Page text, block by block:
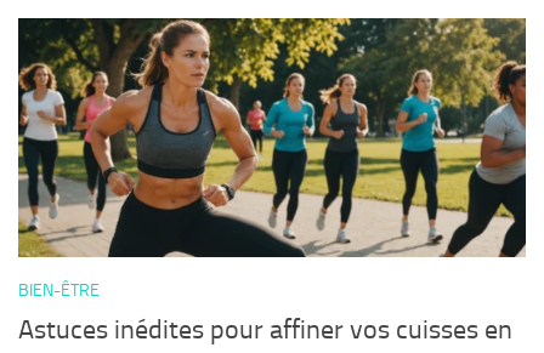
BIEN-ÊTRE
Astuces inédites pour affiner vos cuisses en